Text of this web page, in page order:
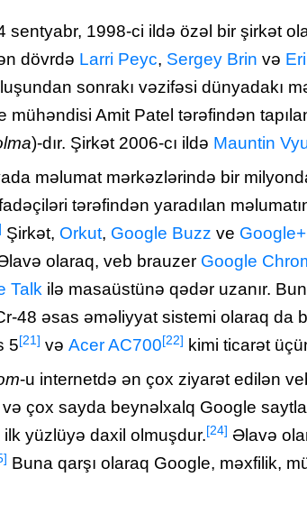
sentyabr, 1998-ci ildə özəl bir şirkət
dövrdə Larri Peyc, Sergey Brin və
sonrakı vəzifəsi dünyadakı
mühəndisi Amit Patel tərəfindən
‎)-dır. Şirkət 2006-cı ildə Mauntin
məlumat mərkəzlərində bir
tərəfindən yaradılan
Şirkət, Orkut, Google Buzz ve Google+
olaraq, veb brauzer Google
Talk ilə masaüstünə qədər uzanır.
48 əsas əməliyyat sistemi olaraq da
5[21] və Acer AC700[22] kimi ticarət
-u internetdə ən çox ziyarət edilən
çox sayda beynəlxalq Google
ilk yüzlüyə daxil olmuşdur.[24] Əlavə
Buna qarşı olaraq Google, məxfilik,